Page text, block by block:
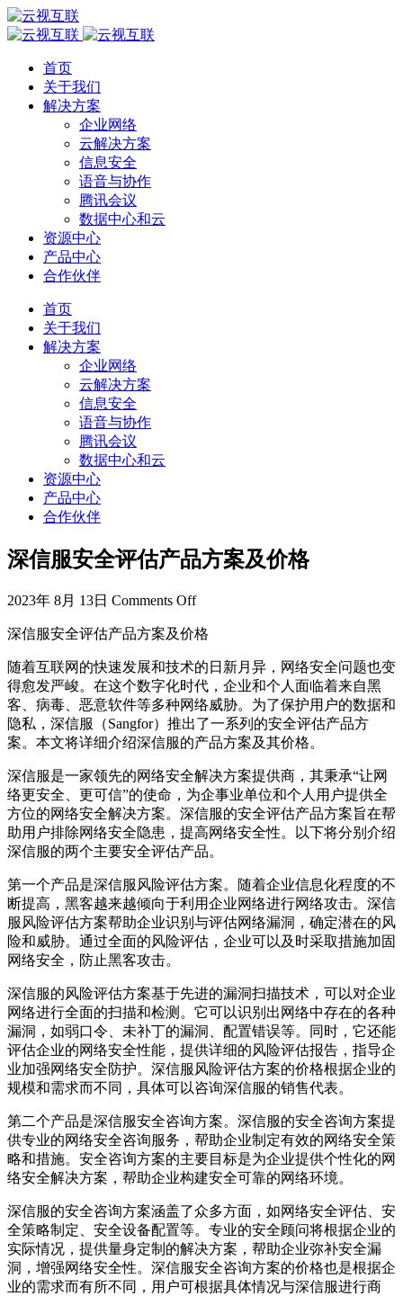
首页
关于我们
解决方案
企业网络
云解决方案
信息安全
语音与协作
腾讯会议
数据中心和云
资源中心
产品中心
合作伙伴
首页
关于我们
解决方案
企业网络
云解决方案
信息安全
语音与协作
腾讯会议
数据中心和云
资源中心
产品中心
合作伙伴
深信服安全评估产品方案及价格
2023年 8月 13日 Comments Off
深信服安全评估产品方案及价格
随着互联网的快速发展和技术的日新月异，网络安全问题也变
得愈发严峻。在这个数字化时代，企业和个人面临着来自黑
客、病毒、恶意软件等多种网络威胁。为了保护用户的数据和
隐私，深信服（Sangfor）推出了一系列的安全评估产品方
案。本文将详细介绍深信服的产品方案及其价格。
深信服是一家领先的网络安全解决方案提供商，其秉承“让网
络更安全、更可信”的使命，为企事业单位和个人用户提供全
方位的网络安全解决方案。深信服的安全评估产品方案旨在帮
助用户排除网络安全隐患，提高网络安全性。以下将分别介绍
深信服的两个主要安全评估产品。
第一个产品是深信服风险评估方案。随着企业信息化程度的不
断提高，黑客越来越倾向于利用企业网络进行网络攻击。深信
服风险评估方案帮助企业识别与评估网络漏洞，确定潜在的风
险和威胁。通过全面的风险评估，企业可以及时采取措施加固
网络安全，防止黑客攻击。
深信服的风险评估方案基于先进的漏洞扫描技术，可以对企业
网络进行全面的扫描和检测。它可以识别出网络中存在的各种
漏洞，如弱口令、未补丁的漏洞、配置错误等。同时，它还能
评估企业的网络安全性能，提供详细的风险评估报告，指导企
业加强网络安全防护。深信服风险评估方案的价格根据企业的
规模和需求而不同，具体可以咨询深信服的销售代表。
第二个产品是深信服安全咨询方案。深信服的安全咨询方案提
供专业的网络安全咨询服务，帮助企业制定有效的网络安全策
略和措施。安全咨询方案的主要目标是为企业提供个性化的网
络安全解决方案，帮助企业构建安全可靠的网络环境。
深信服的安全咨询方案涵盖了众多方面，如网络安全评估、安
全策略制定、安全设备配置等。专业的安全顾问将根据企业的
实际情况，提供量身定制的解决方案，帮助企业弥补安全漏
洞，增强网络安全性。深信服安全咨询方案的价格也是根据企
业的需求而有所不同，用户可根据具体情况与深信服进行商